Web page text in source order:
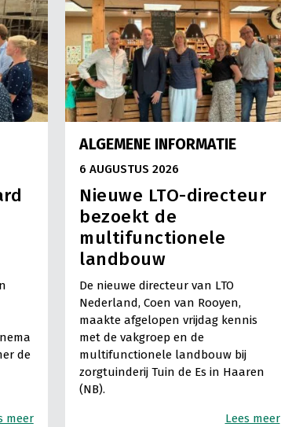
de
meer
ALGEMENE INFORMATIE
6 AUGUSTUS 2026
Nieuwe LTO-directeur
bezoekt de
multifunctionele
landbouw
De nieuwe directeur van LTO
Nederland, Coen van Rooyen,
maakte afgelopen vrijdag kennis
met de vakgroep en de
multifunctionele landbouw bij
zorgtuinderij Tuin de Es in Haaren
(NB).
Lees meer